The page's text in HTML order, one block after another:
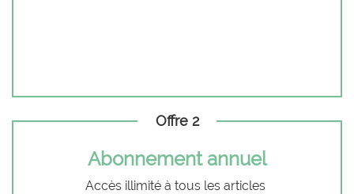
Offre 2
Abonnement annuel
Accès illimité à tous les articles